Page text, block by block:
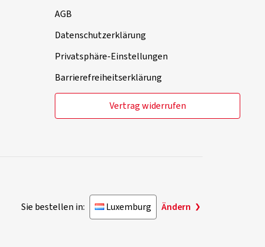
AGB
Datenschutzerklärung
Privatsphäre-Einstellungen
Barrierefreiheitserklärung
Vertrag widerrufen
Sie bestellen in: Luxemburg Ändern